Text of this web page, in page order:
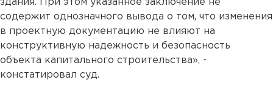
здания. При этом указанное заключение не
содержит однозначного вывода о том, что изменения
в проектную документацию не влияют на
конструктивную надежность и безопасность
объекта капитального строительства», -
констатировал суд.